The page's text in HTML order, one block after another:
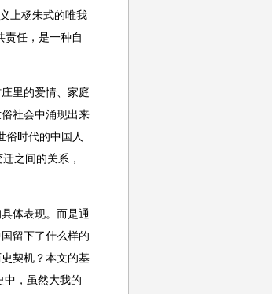
上杨朱式的唯我
责任，是一种自
里的爱情、家庭
社会中涌现出来
俗时代的中国人
之间的关系，
体表现。而是通
留下了什么样的
契机？本文的基
中，虽然大我的